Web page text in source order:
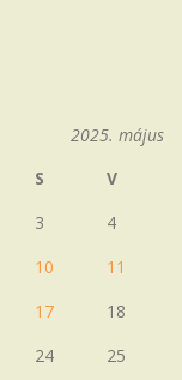
2025. május
S
V
3
4
10
11
17
18
24
25